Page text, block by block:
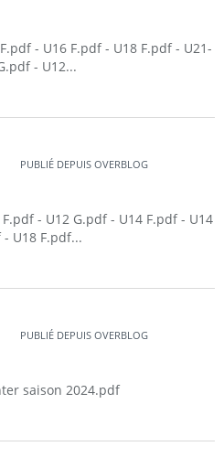
- U16 F.pdf - U18 F.pdf - U21-
- U12...
PUBLIÉ DEPUIS OVERBLOG
- U12 G.pdf - U14 F.pdf - U14
U18 F.pdf...
PUBLIÉ DEPUIS OVERBLOG
saison 2024.pdf